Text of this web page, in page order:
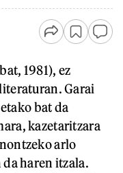
1981), ez
Garai
bat da
kazetaritzara
arlo
haren itzala.